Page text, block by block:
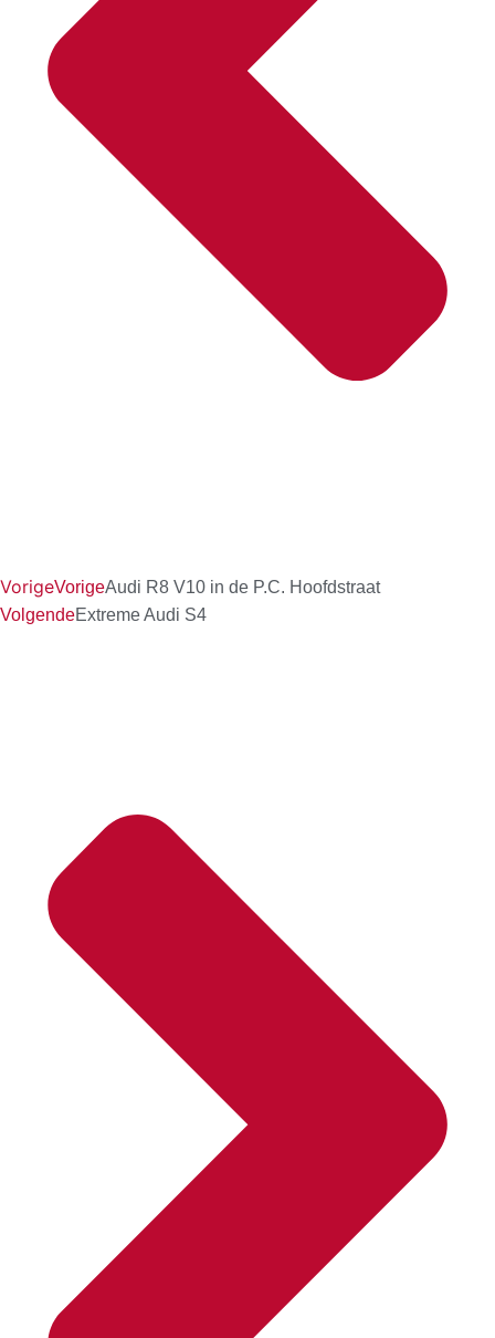
VorigeVorigeAudi R8 V10 in de P.C. Hoofdstraat
VolgendeExtreme Audi S4